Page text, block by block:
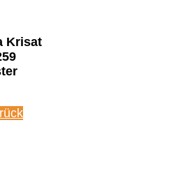
Krisat